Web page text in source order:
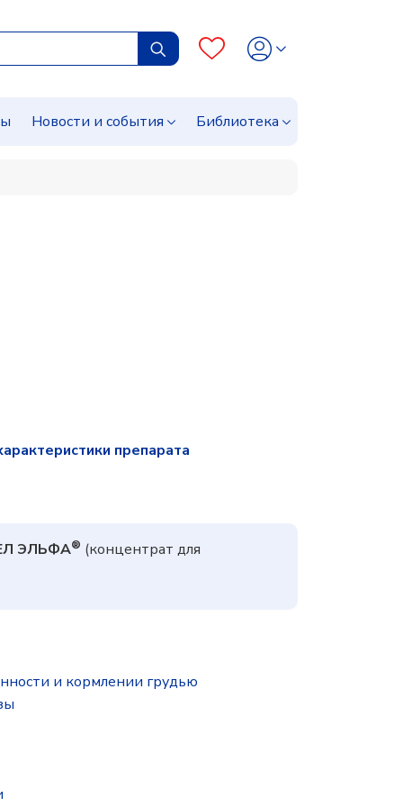
Новости и события Библиотека
препарата
ЭЛЬФА® (концентрат для
и кормлении грудью